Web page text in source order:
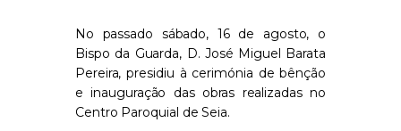
No passado sábado, 16 de agosto, o
Bispo da Guarda, D. José Miguel Barata
Pereira, presidiu à cerimónia de bênção
e inauguração das obras realizadas no
Centro Paroquial de Seia.